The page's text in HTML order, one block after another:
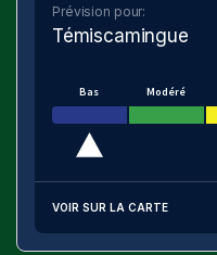
Prévision pour:
Témiscamingue
Bas Modéré
VOIR SUR LA CARTE